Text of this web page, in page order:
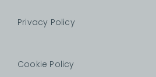
Privacy Policy
Cookie Policy